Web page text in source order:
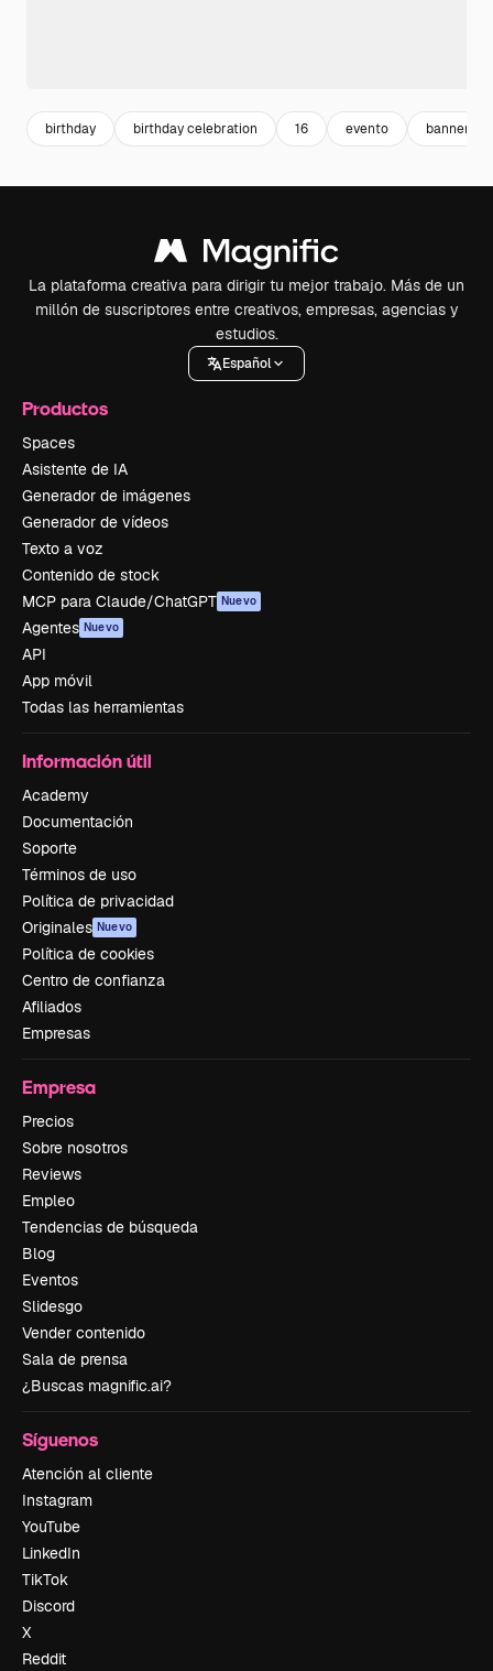
birthday birthday celebration 16 evento banner
La plataforma creativa para dirigir tu mejor trabajo. Más de un
millón de suscriptores entre creativos, empresas, agencias y
estudios.
Español
Productos
Spaces
Asistente de IA
Generador de imágenes
Generador de vídeos
Texto a voz
Contenido de stock
MCP para Claude/ChatGPT Nuevo
Agentes Nuevo
API
App móvil
Todas las herramientas
Información útil
Academy
Documentación
Soporte
Términos de uso
Política de privacidad
Originales Nuevo
Política de cookies
Centro de confianza
Afiliados
Empresas
Empresa
Precios
Sobre nosotros
Reviews
Empleo
Tendencias de búsqueda
Blog
Eventos
Slidesgo
Vender contenido
Sala de prensa
¿Buscas magnific.ai?
Síguenos
Atención al cliente
Instagram
YouTube
LinkedIn
TikTok
Discord
X
Reddit